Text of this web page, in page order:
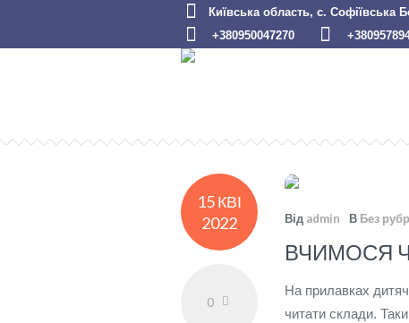
Київська область, с. Софіївська
+380950047270
15 КВІ
2022
0
Від admin В Без
ВЧИМОСЯ
На прилавках
читати склади.